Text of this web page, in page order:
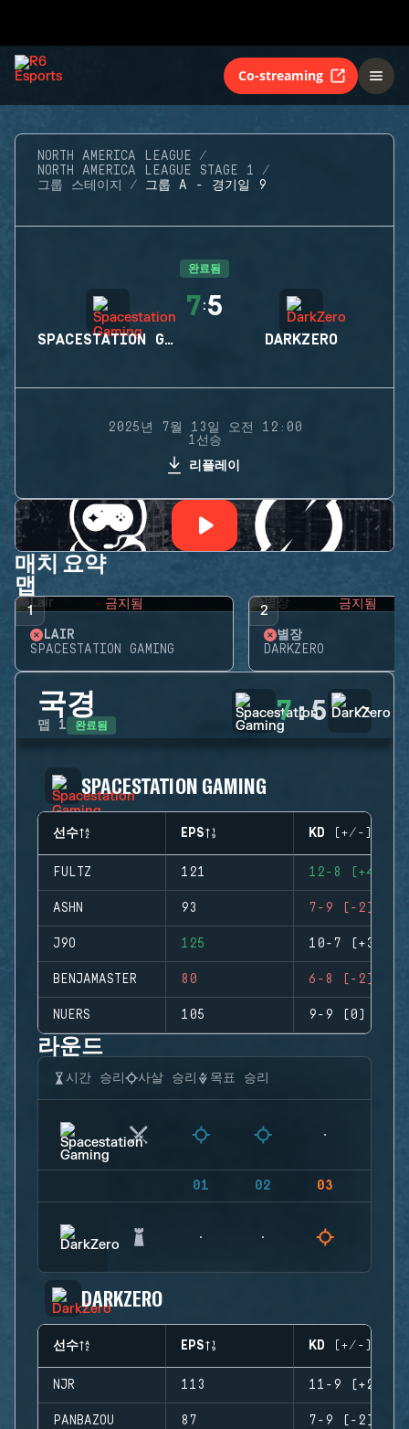
Co-streaming
NORTH AMERICA LEAGUE
NORTH AMERICA LEAGUE STAGE 1
그룹 스테이지
그룹 A - 경기일 9
완료됨
SPACESTATION GAMING
7:5
DARKZERO
2025년 7월 13일 오전 12:00
1선승
리플레이
매치 요약
맵
1 금지됨
LAIR
SPACESTATION GAMING
2 금지됨
별장
DARKZERO
국경
맵 1 완료됨 7:5
SPACESTATION GAMING
선수 EPS KD (+/-)
FULTZ 121 12-8 (+4)
ASHN 93 7-9 (-2)
J9O 125 10-7 (+3)
BENJAMASTER 80 6-8 (-2)
NUERS 105 9-9 (0)
라운드
시간 승리 사살 승리 목표 승리
01 02 03
DARKZERO
선수 EPS KD (+/-)
NJR 113 11-9 (+2)
PANBAZOU 87 7-9 (-2)